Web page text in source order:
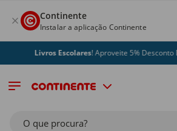
Continente
Instalar a aplicação Continente
Livros Escolares! Aproveite 5% Desconto
O que procura?